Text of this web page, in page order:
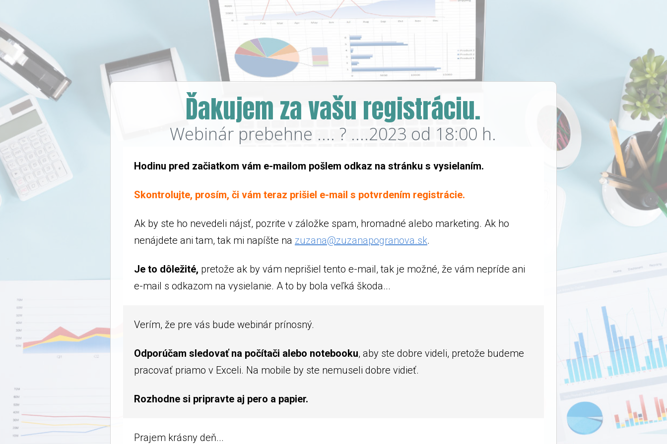
Ďakujem za vašu registráciu.
Webinár prebehne .... ? ....2023 od 18:00 h.
Hodinu pred začiatkom vám e-mailom pošlem odkaz na stránku s vysielaním.
Skontrolujte, prosím, či vám teraz prišiel e-mail s potvrdením registrácie.
Ak by ste ho nevedeli nájsť, pozrite v záložke spam, hromadné alebo marketing. Ak ho
nenájdete ani tam, tak mi napíšte na zuzana@zuzanapogranova.sk.
Je to dôležité, pretože ak by vám neprišiel tento e-mail, tak je možné, že vám nepríde ani
e-mail s odkazom na vysielanie. A to by bola veľká škoda...
Verím, že pre vás bude webinár prínosný.
Odporúčam sledovať na počítači alebo notebooku, aby ste dobre videli, pretože budeme
pracovať priamo v Exceli. Na mobile by ste nemuseli dobre vidieť.
Rozhodne si pripravte aj pero a papier.
Prajem krásny deň...